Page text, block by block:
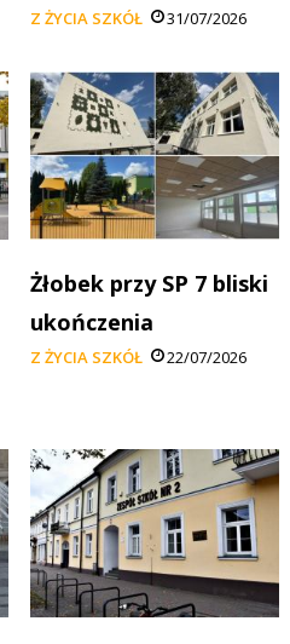
Z ŻYCIA SZKÓŁ 31/07/2026
Żłobek przy SP 7 bliski
ukończenia
Z ŻYCIA SZKÓŁ 22/07/2026